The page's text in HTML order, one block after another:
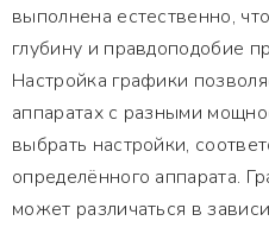
выполнена естественно,
глубину и правдоподобие
Настройка графики
аппаратах с разными
выбрать настройки,
определённого аппарата.
может различаться в